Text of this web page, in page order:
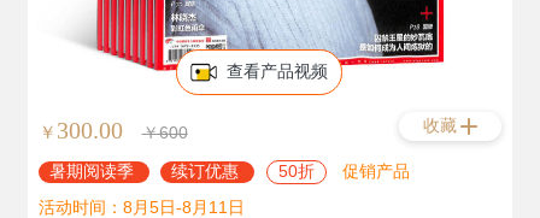
查看产品视频
￥ 300.00 ￥600 收藏
暑期阅读季 续订优惠 50折 促销产品
活动时间：8月5日-8月11日